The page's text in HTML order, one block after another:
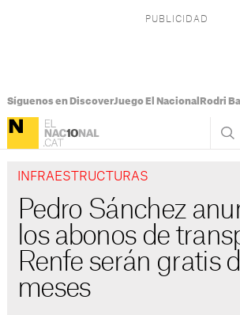
Síguenos en DiscoverJuego El Nacional Rodri
INFRAESTRUCTURAS
Pedro Sánchez
los abonos de
Renfe serán gratis
meses